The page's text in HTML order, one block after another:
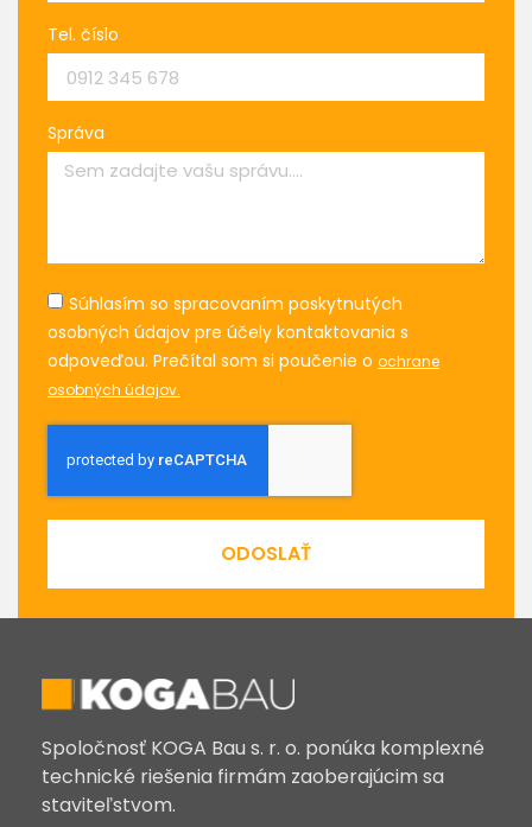
Tel. číslo
Správa
Súhlasím so spracovaním poskytnutých
osobných údajov pre účely kontaktovania s
odpoveďou. Prečítal som si poučenie o ochrane
osobných údajov.
ODOSLAŤ
Spoločnosť KOGA Bau s. r. o. ponúka komplexné
technické riešenia firmám zaoberajúcim sa
staviteľstvom.